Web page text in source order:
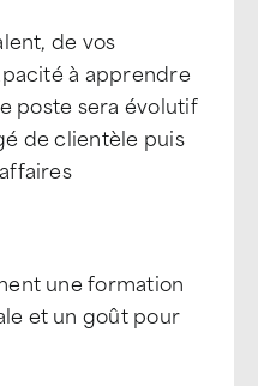
de vos
à apprendre
poste sera évolutif
de clientèle puis
une formation
et un goût pour